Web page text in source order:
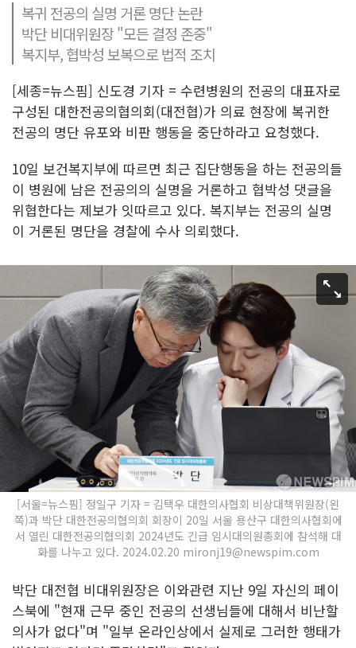
복귀 전공의 실명 거론 명단 논란
박단 비대위원장 "모든 결정 존중"
복지부, 협박성 보복으로 법적 조치
[세종=뉴스핌] 신도경 기자 = 수련병원의 전공의 대표자로
구성된 대한전공의협의회(대전협)가 의료 현장에 복귀한
전공의 명단 유포와 비판 행동을 중단하라고 요청했다.
10일 보건복지부에 따르면 최근 집단행동을 하는 전공의들
이 병원에 남은 전공의의 실명을 거론하고 협박성 댓글을
위협한다는 제보가 잇따르고 있다. 복지부는 전공의 실명
이 거론된 명단을 경찰에 수사 의뢰했다.
[서울=뉴스핌] 정일구 기자 = 김택우 대한의사협회 비상대책위원장(왼
쪽)과 박단 대한전공의협의회 회장이 20일 서울 용산구 대한의사협회에
서 열린 대한전공의협의회 2024년도 긴급 임시대의원총회에 참석해 대
화를 나누고 있다. 2024.02.20 mironj19@newspim.com
박단 대전협 비대위원장은 이와관련 지난 9일 자신의 페이
스북에 "현재 근무 중인 전공의 선생님들에 대해서 비난할
의사가 없다"며 "일부 온라인상에서 실제로 그러한 행태가